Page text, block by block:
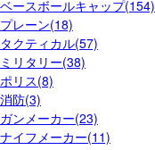
ベースボールキャップ(154)
プレーン(18)
タクティカル(57)
ミリタリー(38)
ポリス(8)
消防(3)
ガンメーカー(23)
ナイフメーカー(11)